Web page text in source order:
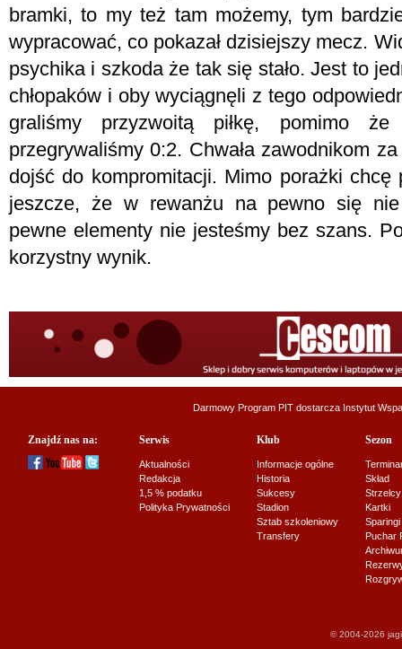
bramki, to my też tam możemy, tym
wypracować, co pokazał dzisiejszy mecz.
psychika i szkoda że tak się stało. Jest to
chłopaków i oby wyciągnęli z tego
graliśmy przyzwoitą piłkę, pomimo
przegrywaliśmy 0:2. Chwała zawodnikom
dojść do kompromitacji. Mimo porażki chcę
jeszcze, że w rewanżu na pewno się nie
pewne elementy nie jesteśmy bez szans.
korzystny wynik.
Darmowy Program PIT dostarcza Instytut
Znajdź nas na: Serwis
Aktualności
Redakcja
1,5 % podatku
Polityka Prywatności
Klub
Informacje ogólne
Historia
Sukcesy
Stadion
Sztab szkoleniowy
Transfery
Sezon
Skład
Strzelcy
Kartki
Sparingi
Puchar
© 2004-2026